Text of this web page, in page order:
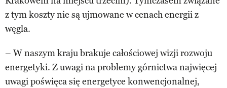
z tym koszty nie są ujmowane w cenach energii z
węgla.
– W naszym kraju brakuje całościowej wizji rozwoju
energetyki. Z uwagi na problemy górnictwa najwięcej
uwagi poświęca się energetyce konwencjonalnej,